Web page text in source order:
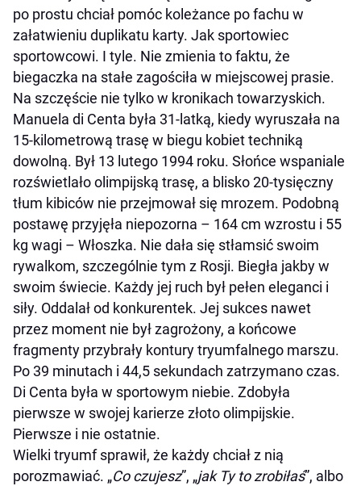
po prostu chciał pomóc koleżance po fachu w
załatwieniu duplikatu karty. Jak sportowiec
sportowcowi. I tyle. Nie zmienia to faktu, że
biegaczka na stałe zagościła w miejscowej prasie.
Na szczęście nie tylko w kronikach towarzyskich.
Manuela di Centa była 31-latką, kiedy wyruszała na
15-kilometrową trasę w biegu kobiet techniką
dowolną. Był 13 lutego 1994 roku. Słońce wspaniale
rozświetlało olimpijską trasę, a blisko 20-tysięczny
tłum kibiców nie przejmował się mrozem. Podobną
postawę przyjęła niepozorna – 164 cm wzrostu i 55
kg wagi – Włoszka. Nie dała się stłamsić swoim
rywalkom, szczególnie tym z Rosji. Biegła jakby w
swoim świecie. Każdy jej ruch był pełen eleganci i
siły. Oddalał od konkurentek. Jej sukces nawet
przez moment nie był zagrożony, a końcowe
fragmenty przybrały kontury tryumfalnego marszu.
Po 39 minutach i 44,5 sekundach zatrzymano czas.
Di Centa była w sportowym niebie. Zdobyła
pierwsze w swojej karierze złoto olimpijskie.
Pierwsze i nie ostatnie.
Wielki tryumf sprawił, że każdy chciał z nią
porozmawiać. „Co czujesz”, „jak Ty to zrobiłaś”, albo